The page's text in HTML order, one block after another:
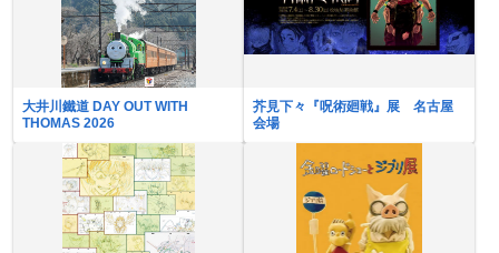
大井川鐵道 DAY OUT WITH
THOMAS 2026
芥見下々『呪術廻戦』展 名古屋
会場